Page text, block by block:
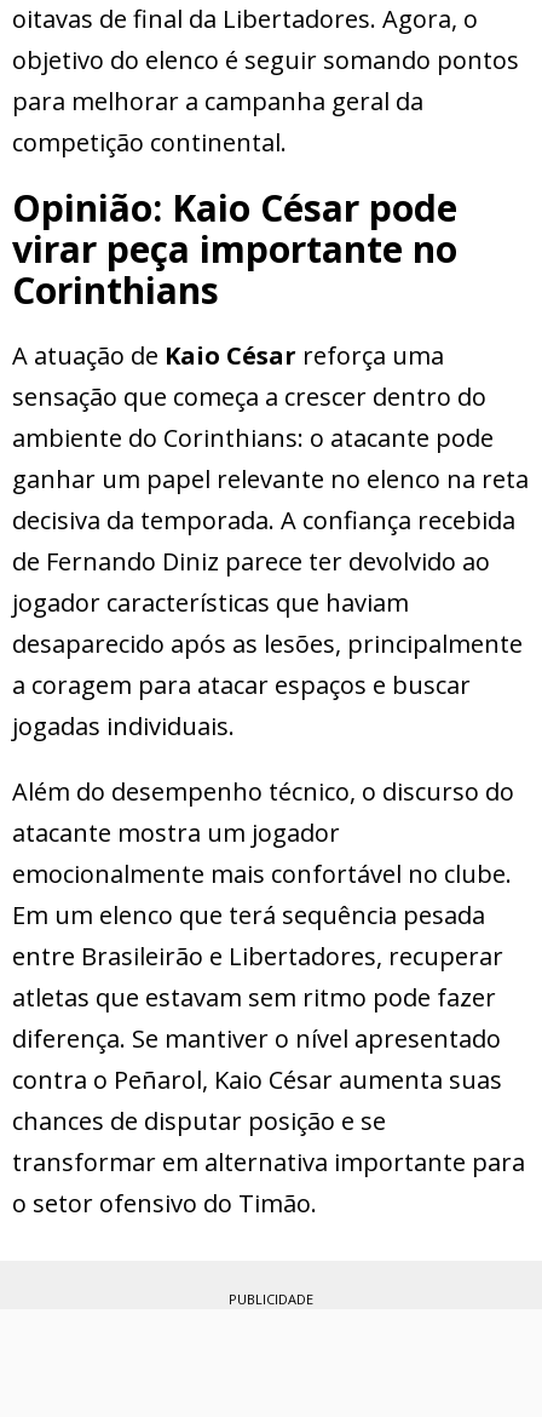
oitavas de final da Libertadores. Agora, o
objetivo do elenco é seguir somando pontos
para melhorar a campanha geral da
competição continental.
Opinião: Kaio César pode
virar peça importante no
Corinthians
A atuação de Kaio César reforça uma
sensação que começa a crescer dentro do
ambiente do Corinthians: o atacante pode
ganhar um papel relevante no elenco na reta
decisiva da temporada. A confiança recebida
de Fernando Diniz parece ter devolvido ao
jogador características que haviam
desaparecido após as lesões, principalmente
a coragem para atacar espaços e buscar
jogadas individuais.
Além do desempenho técnico, o discurso do
atacante mostra um jogador
emocionalmente mais confortável no clube.
Em um elenco que terá sequência pesada
entre Brasileirão e Libertadores, recuperar
atletas que estavam sem ritmo pode fazer
diferença. Se mantiver o nível apresentado
contra o Peñarol, Kaio César aumenta suas
chances de disputar posição e se
transformar em alternativa importante para
o setor ofensivo do Timão.
PUBLICIDADE